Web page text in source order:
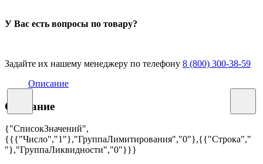
У Вас есть вопросы по товару?
Задайте их нашему менеджеру по телефону 8 (800) 300-38-59
Описание
Описание
{"СписокЗначений",
{{{"Число","1"},"ГруппаЛимитирования","0"},{{"Строка","
"},"ГруппаЛиквидности","0"}}}